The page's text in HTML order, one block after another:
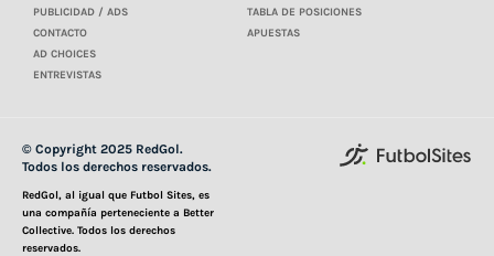
PUBLICIDAD / ADS
CONTACTO
AD CHOICES
ENTREVISTAS
TABLA DE POSICIONES
APUESTAS
© Copyright 2025 RedGol.
Todos los derechos reservados.
RedGol, al igual que Futbol Sites, es
una compañía perteneciente a Better
Collective. Todos los derechos
reservados.